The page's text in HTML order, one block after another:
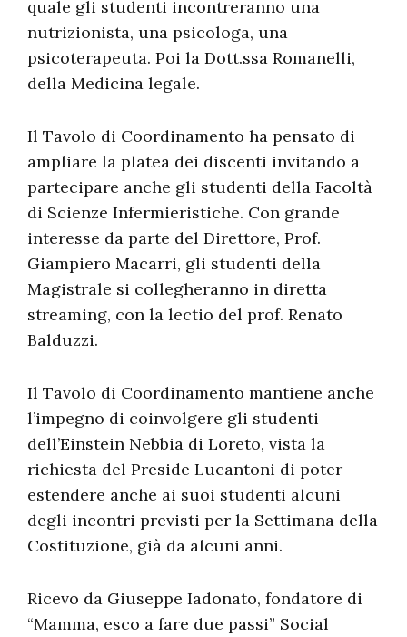
quale gli studenti incontreranno una
nutrizionista, una psicologa, una
psicoterapeuta. Poi la Dott.ssa Romanelli,
della Medicina legale.
Il Tavolo di Coordinamento ha pensato di
ampliare la platea dei discenti invitando a
partecipare anche gli studenti della Facoltà
di Scienze Infermieristiche. Con grande
interesse da parte del Direttore, Prof.
Giampiero Macarri, gli studenti della
Magistrale si collegheranno in diretta
streaming, con la lectio del prof. Renato
Balduzzi.
Il Tavolo di Coordinamento mantiene anche
l’impegno di coinvolgere gli studenti
dell’Einstein Nebbia di Loreto, vista la
richiesta del Preside Lucantoni di poter
estendere anche ai suoi studenti alcuni
degli incontri previsti per la Settimana della
Costituzione, già da alcuni anni.
Ricevo da Giuseppe Iadonato, fondatore di
“Mamma, esco a fare due passi” Social